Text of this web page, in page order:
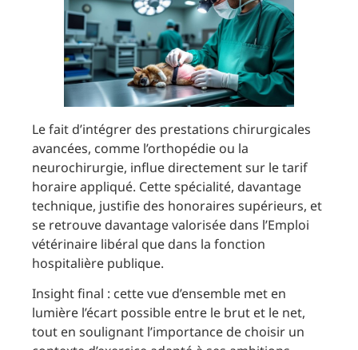
Le fait d’intégrer des prestations chirurgicales
avancées, comme l’orthopédie ou la
neurochirurgie, influe directement sur le tarif
horaire appliqué. Cette spécialité, davantage
technique, justifie des honoraires supérieurs, et
se retrouve davantage valorisée dans l’Emploi
vétérinaire libéral que dans la fonction
hospitalière publique.
Insight final : cette vue d’ensemble met en
lumière l’écart possible entre le brut et le net,
tout en soulignant l’importance de choisir un